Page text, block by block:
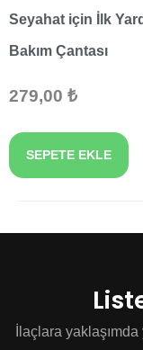
Seyahat için İlk
Bakım Çantası
279,00 ₺
SEPETE EKLE
İlaçlara